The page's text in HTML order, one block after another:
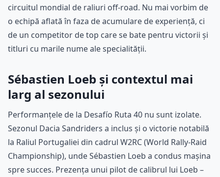
circuitul mondial de raliuri off-road. Nu mai vorbim de
o echipă aflată în faza de acumulare de experiență, ci
de un competitor de top care se bate pentru victorii și
titluri cu marile nume ale specialității.
Sébastien Loeb și contextul mai
larg al sezonului
Performanțele de la Desafío Ruta 40 nu sunt izolate.
Sezonul Dacia Sandriders a inclus și o victorie notabilă
la Raliul Portugaliei din cadrul W2RC (World Rally-Raid
Championship), unde Sébastien Loeb a condus mașina
spre succes. Prezența unui pilot de calibrul lui Loeb –